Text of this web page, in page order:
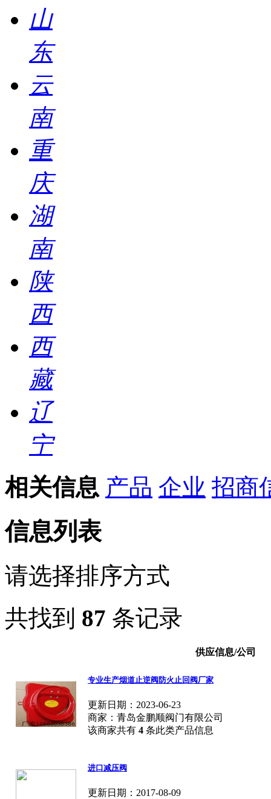
山
东
云
南
重
庆
湖
南
陕
西
西
藏
辽
宁
相关信息 产品 企业 招商
信息列表
请选择排序方式
共找到 87 条记录
供应信息/公司
专业生产烟道止逆阀防火止回阀厂家
更新日期：2023-06-23
商家：青岛金鹏顺阀门有限公司
该商家共有 4 条此类产品信息
进口减压阀
更新日期：2017-08-09